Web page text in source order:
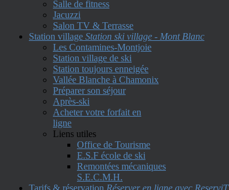
Salle de fitness
Jacuzzi
Salon TV & Terrasse
Station village Station ski village - Mont Blanc
Les Contamines-Montjoie
Station village de ski
Station toujours enneigée
Vallée Blanche à Chamonix
Préparer son séjour
Après-ski
Acheter votre forfait en
ligne
Liens utiles
Office de Tourisme
E.S.F école de ski
Remontées mécaniques
S.E.C.M.H.
Tarifs & réservation Réserver en ligne avec ReserviT